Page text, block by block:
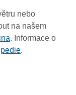
nebo
na našem
. Informace o
.